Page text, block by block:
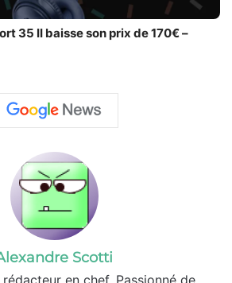
35 II baisse son prix de 170€ –
Scotti